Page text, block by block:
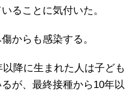
ることに気付いた。
からも感染する。
降に生まれた人は子ども
が、最終接種から10年以